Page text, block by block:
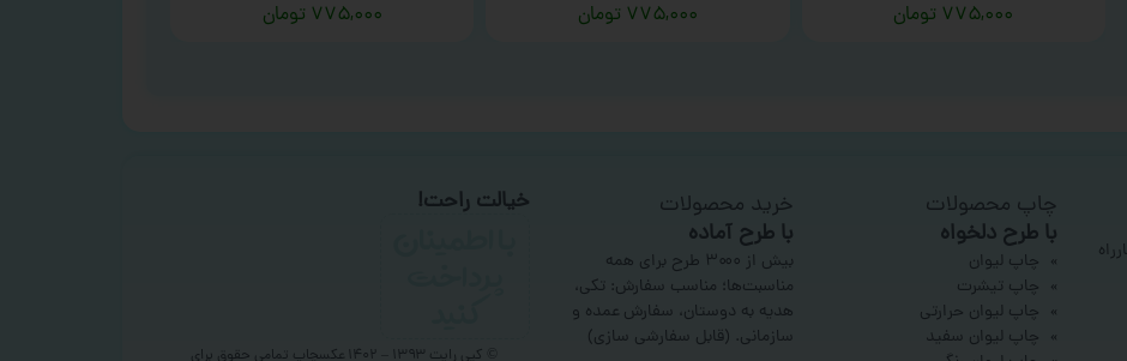
۷۷۵,۰۰۰ تومان ۷۷۵,۰۰۰ تومان ۷۷۵,۰۰۰ تومان
چاپ محصولات
با طرح دلخواه
چاپ لیوان
چاپ تیشرت
چاپ لیوان حرارتی
چاپ لیوان سفید
خرید محصولات
با طرح آماده
بیش از ۳۰۰۰ طرح برای همه
مناسبت‌ها؛ مناسب سفارش: تکی،
هدیه به دوستان، سفارش عمده و
سازمانی. (قابل سفارشی سازی)
خیالت راحت!
© کپی رایت ۱۳۹۳ – ۱۴۰۲ عکسچاپ تمامی حقوق برای